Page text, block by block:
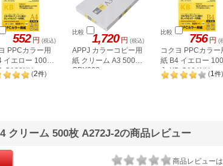
552 円 (税込)
PPCカラー用
イエロー 100枚
C139NY(2件)
比較 1,720 円 (税込)
APPJ カラーコピー用
紙 クリーム A3 500枚
CPY002
比較 756 円 (
コクヨ PPCカラー
紙 B4 イエロー
入 KB-C134NY(1件)
クリーム 500枚 A272J-2の商品レビュー
商品レビュー